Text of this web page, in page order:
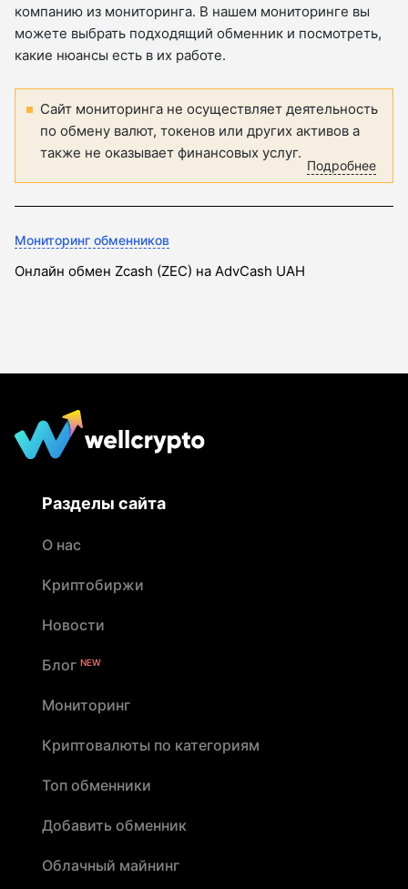
компанию из мониторинга. В нашем мониторинге вы
можете выбрать подходящий обменник и посмотреть,
какие нюансы есть в их работе.
Сайт мониторинга не осуществляет деятельность
по обмену валют, токенов или других активов а
также не оказывает финансовых услуг.
Подробнее
Мониторинг обменников
Онлайн обмен Zcash (ZEC) на AdvCash UAH
Разделы сайта
О нас
Криптобиржи
Новости
Блог NEW
Мониторинг
Криптовалюты по категориям
Топ обменники
Добавить обменник
Облачный майнинг